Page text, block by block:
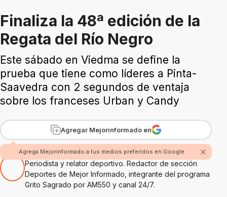
Finaliza la 48ª edición de la
Regata del Río Negro
Este sábado en Viedma se define la
prueba que tiene como líderes a Pinta-
Saavedra con 2 segundos de ventaja
sobre los franceses Urban y Candy
Agregar Mejorinformado en
Agrega Mejorinformado a tus medios preferidos en Google
Por Hugo Alejandro Amaolo
Periodista y relator deportivo. Redactor de sección
Deportes de Mejor Informado, integrante del programa
Grito Sagrado por AM550 y canal 24/7.